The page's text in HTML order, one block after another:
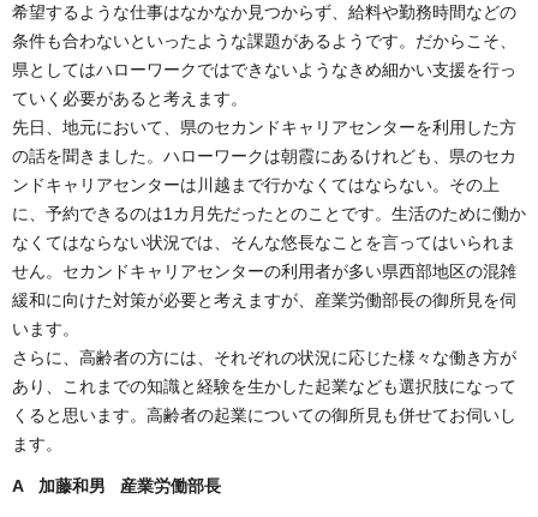
希望するような仕事はなかなか見つからず、給料や勤務時間などの
条件も合わないといったような課題があるようです。だからこそ、
県としてはハローワークではできないようなきめ細かい支援を行っ
ていく必要があると考えます。
先日、地元において、県のセカンドキャリアセンターを利用した方
の話を聞きました。ハローワークは朝霞にあるけれども、県のセカ
ンドキャリアセンターは川越まで行かなくてはならない。その上
に、予約できるのは1カ月先だったとのことです。生活のために働か
なくてはならない状況では、そんな悠長なことを言ってはいられま
せん。セカンドキャリアセンターの利用者が多い県西部地区の混雑
緩和に向けた対策が必要と考えますが、産業労働部長の御所見を伺
います。
さらに、高齢者の方には、それぞれの状況に応じた様々な働き方が
あり、これまでの知識と経験を生かした起業なども選択肢になって
くると思います。高齢者の起業についての御所見も併せてお伺いし
ます。
A 加藤和男 産業労働部長